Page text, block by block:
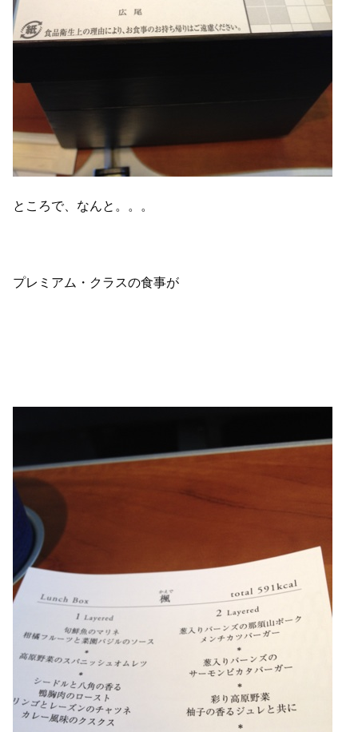
ところで、なんと。。。
プレミアム・クラスの食事が